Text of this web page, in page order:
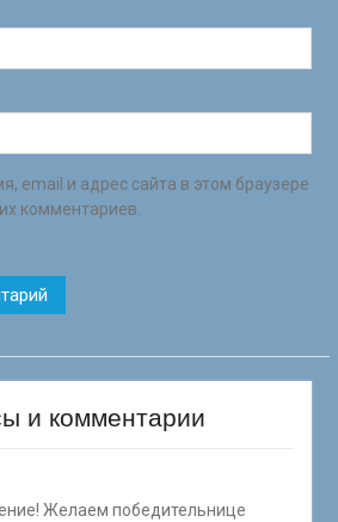
email и адрес сайта в этом браузере
комментариев.
и комментарии
Желаем победительнице